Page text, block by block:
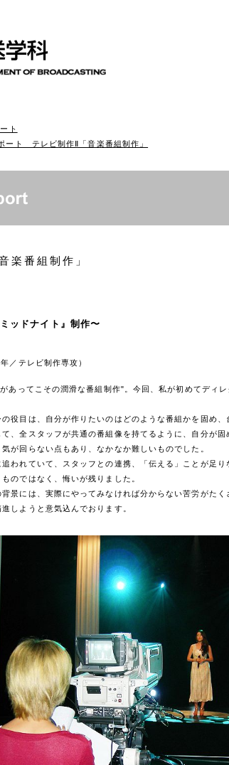
ト
ート テレビ制作Ⅱ「音楽番組制作」
楽番組制作」
ッドナイト』制作〜
／テレビ制作専攻）
ってこその潤滑な番組制作"。今回、私が初めてディ
役目は、自分が作りたいのはどのような番組かを固め
、全スタッフが共通の番組像を持てるように、自分が
が回らない点もあり、なかなか難しいものでした。
われていて、スタッフとの連携、「伝える」ことが足
のではなく、悔いが残りました。
景には、実際にやってみなければ分からない苦労がた
しようと意気込んでおります。